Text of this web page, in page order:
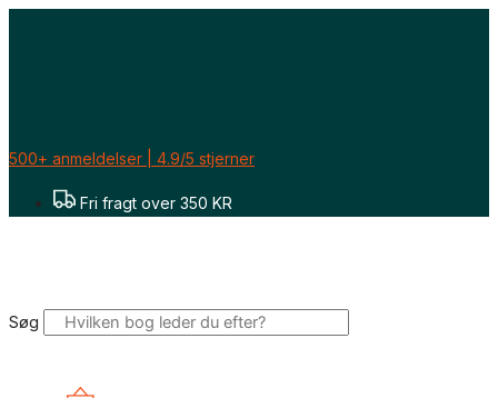
Gå
500+ anmeldelser | 4.9/5 stjerner
Fri fragt over 350 KR
Søg
Sorteret